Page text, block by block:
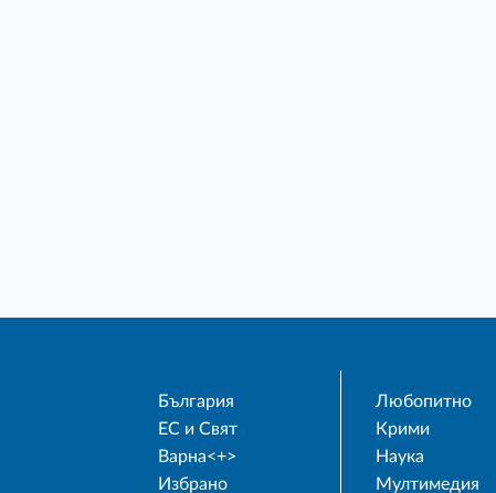
България
ЕС и Свят
Варна<+>
Избрано
Любопитно
Крими
Наука
Мултимедия